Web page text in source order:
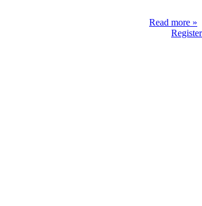
Read more »
Register